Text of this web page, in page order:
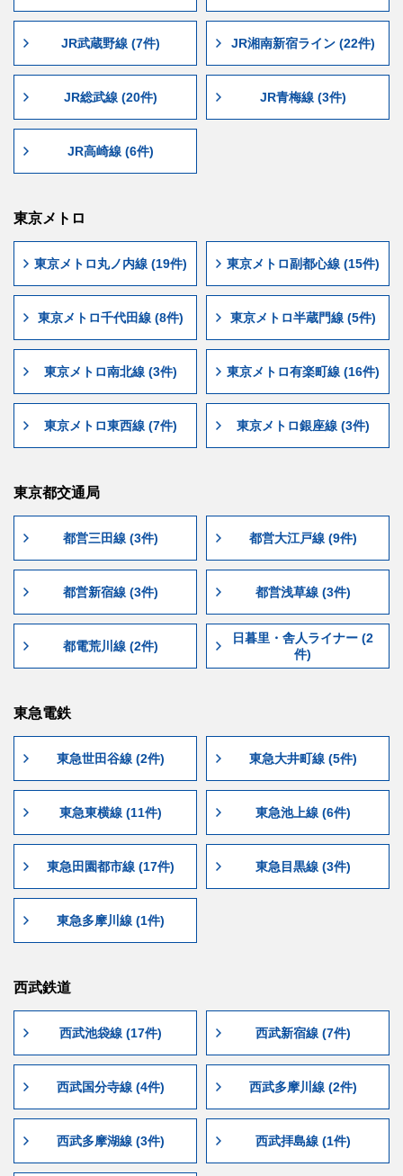
JR武蔵野線 (7件) JR湘南新宿ライン (22件)
JR総武線 (20件) JR青梅線 (3件)
JR高崎線 (6件)
東京メトロ
東京メトロ丸ノ内線 (19件) 東京メトロ副都心線 (15件)
東京メトロ千代田線 (8件) 東京メトロ半蔵門線 (5件)
東京メトロ南北線 (3件) 東京メトロ有楽町線 (16件)
東京メトロ東西線 (7件) 東京メトロ銀座線 (3件)
東京都交通局
都営三田線 (3件) 都営大江戸線 (9件)
都営新宿線 (3件) 都営浅草線 (3件)
都電荒川線 (2件)
日暮里・舎人ライナー (2
件)
東急電鉄
東急世田谷線 (2件) 東急大井町線 (5件)
東急東横線 (11件) 東急池上線 (6件)
東急田園都市線 (17件) 東急目黒線 (3件)
東急多摩川線 (1件)
西武鉄道
西武池袋線 (17件) 西武新宿線 (7件)
西武国分寺線 (4件) 西武多摩川線 (2件)
西武多摩湖線 (3件) 西武拝島線 (1件)